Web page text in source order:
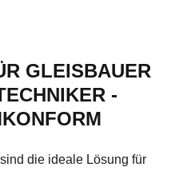
GLEISBAUER
-
sind die ideale Lösung für